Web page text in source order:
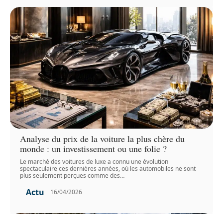
Analyse du prix de la voiture la plus chère du
monde : un investissement ou une folie ?
Le marché des voitures de luxe a connu une évolution
spectaculaire ces dernières années, où les automobiles ne sont
plus seulement perçues comme des…
Actu 16/04/2026